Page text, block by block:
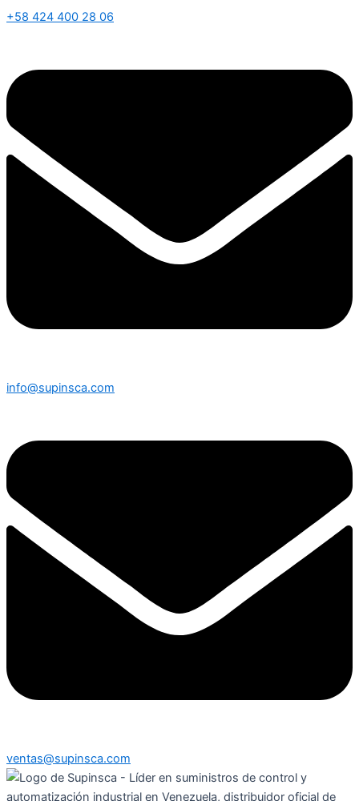
+58 424 400 28 06
info@supinsca.com
ventas@supinsca.com